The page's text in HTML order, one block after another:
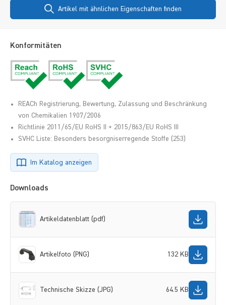
Artikel mit ähnlichen Eigenschaften finden
Konformitäten
REACh Registrierung, Bewertung, Zulassung und Beschränkung
von Chemikalien 1907/2006
Richtlinie 2011/65/EU RoHS II + 2015/863/EU RoHS III
SVHC Liste: Besonders besorgniserregende Stoffe (253)
Im Katalog anzeigen
Downloads
Artikeldatenblatt (pdf)
Artikelfoto (PNG) 132 KB
Technische Skizze (JPG) 64.5 KB